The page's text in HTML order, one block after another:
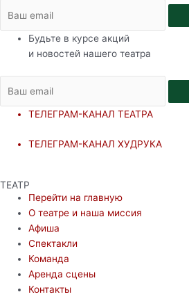
Будьте в курсе акций
и новостей нашего театра
ТЕЛЕГРАМ-КАНАЛ ТЕАТРА
ТЕЛЕГРАМ-КАНАЛ ХУДРУКА
ТЕАТР
Перейти на главную
О театре и наша миссия
Афиша
Спектакли
Команда
Аренда сцены
Контакты